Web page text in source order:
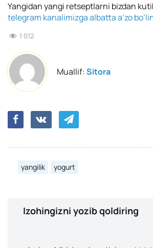
Yangidan yangi retseptlarni bizdan
telegram kanalimizga albatta a’zo
1 012
Muallif:Sitora
yangilik yogurt
Izohingizni yozib qoldiring